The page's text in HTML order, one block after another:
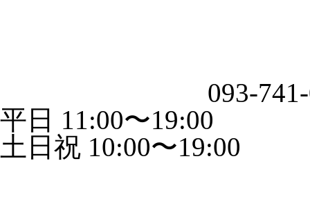
093-
平日 11:00〜19:00
土日祝 10:00〜19:00